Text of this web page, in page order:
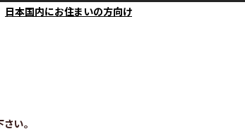
日本国内にお住まいの方向け
い。